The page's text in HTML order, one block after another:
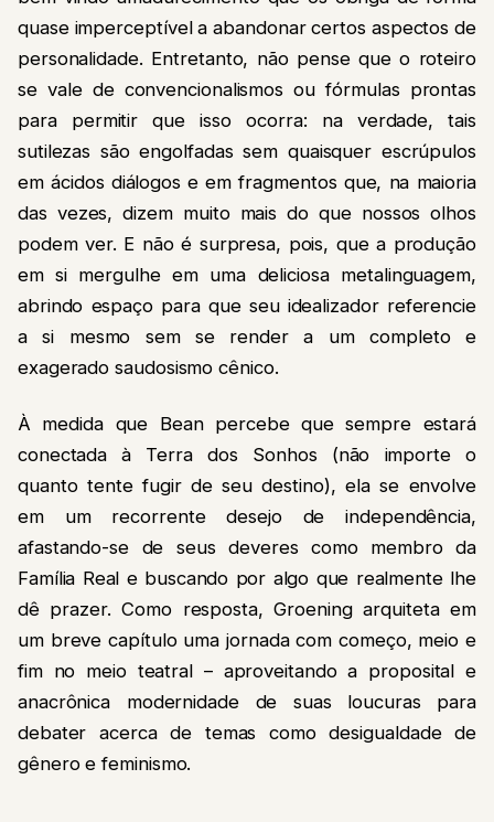
quase imperceptível a abandonar certos aspectos de
personalidade. Entretanto, não pense que o roteiro
se vale de convencionalismos ou fórmulas prontas
para permitir que isso ocorra: na verdade, tais
sutilezas são engolfadas sem quaisquer escrúpulos
em ácidos diálogos e em fragmentos que, na maioria
das vezes, dizem muito mais do que nossos olhos
podem ver. E não é surpresa, pois, que a produção
em si mergulhe em uma deliciosa metalinguagem,
abrindo espaço para que seu idealizador referencie
a si mesmo sem se render a um completo e
exagerado saudosismo cênico.
À medida que Bean percebe que sempre estará
conectada à Terra dos Sonhos (não importe o
quanto tente fugir de seu destino), ela se envolve
em um recorrente desejo de independência,
afastando-se de seus deveres como membro da
Família Real e buscando por algo que realmente lhe
dê prazer. Como resposta, Groening arquiteta em
um breve capítulo uma jornada com começo, meio e
fim no meio teatral – aproveitando a proposital e
anacrônica modernidade de suas loucuras para
debater acerca de temas como desigualdade de
gênero e feminismo.